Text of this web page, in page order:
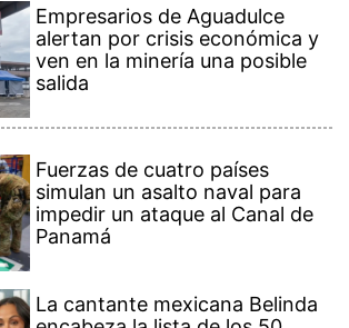
Empresarios de Aguadulce
alertan por crisis económica y
ven en la minería una posible
salida
Fuerzas de cuatro países
simulan un asalto naval para
impedir un ataque al Canal de
Panamá
La cantante mexicana Belinda